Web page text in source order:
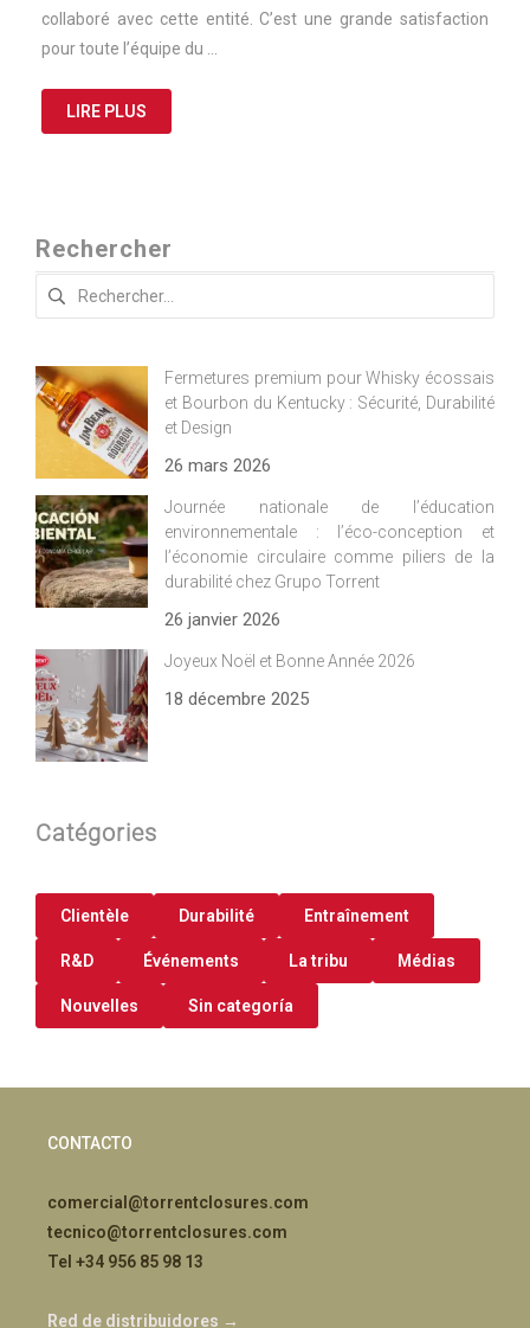
collaboré avec cette entité. C’est une grande satisfaction
pour toute l’équipe du …
LIRE PLUS
Rechercher
Rechercher :
Fermetures premium pour Whisky écossais
et Bourbon du Kentucky : Sécurité, Durabilité
et Design
26 mars 2026
Journée nationale de l’éducation
environnementale : l’éco-conception et
l’économie circulaire comme piliers de la
durabilité chez Grupo Torrent
26 janvier 2026
Joyeux Noël et Bonne Année 2026
18 décembre 2025
Catégories
Clientèle Durabilité Entraînement
R&D Événements La tribu Médias
Nouvelles Sin categoría
CONTACTO
comercial@torrentclosures.com
tecnico@torrentclosures.com
Tel +34 956 85 98 13
Red de distribuidores →